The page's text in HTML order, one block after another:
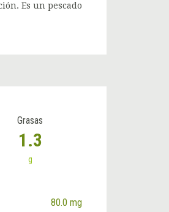
Es un pescado
Grasas
1.3
g
80.0 mg